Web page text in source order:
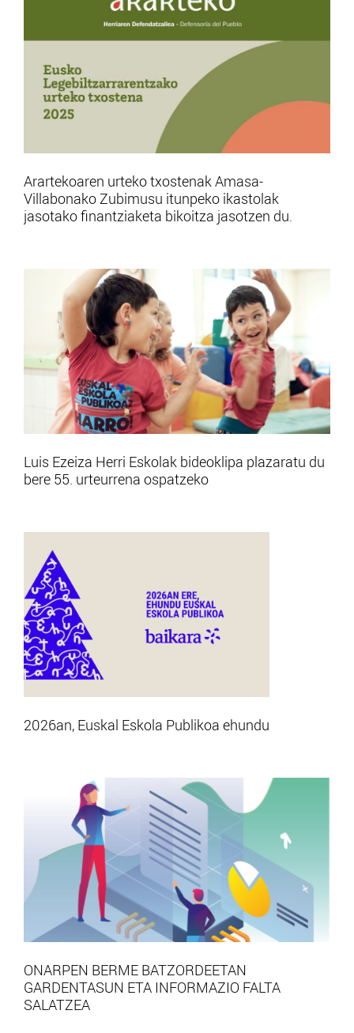
Arartekoaren urteko txostenak Amasa-
Villabonako Zubimusu itunpeko ikastolak
jasotako finantziaketa bikoitza jasotzen du.
Luis Ezeiza Herri Eskolak bideoklipa plazaratu du
bere 55. urteurrena ospatzeko
2026an, Euskal Eskola Publikoa ehundu
ONARPEN BERME BATZORDEETAN
GARDENTASUN ETA INFORMAZIO FALTA
SALATZEA